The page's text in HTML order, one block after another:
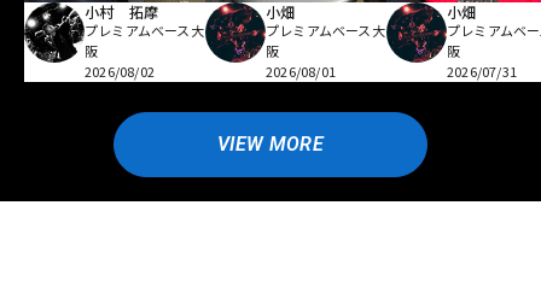
小村 拓摩
プレミアムベース大
阪
2026/08/02
小畑
プレミアムベース大
阪
2026/08/01
小畑
プレミアムベ
阪
2026/07/31
VIEW MORE